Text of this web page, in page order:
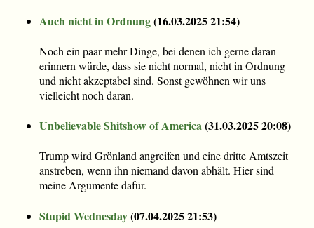
Auch nicht in Ordnung(16.03.2025 21:54)
Noch ein paar mehr Dinge, bei denen ich gerne daran
erinnern würde, dass sie nicht normal, nicht in Ordnung
und nicht akzeptabel sind. Sonst gewöhnen wir uns
vielleicht noch daran.
Unbelievable Shitshow of America(31.03.2025 20:08)
Trump wird Grönland angreifen und eine dritte Amtszeit
anstreben, wenn ihn niemand davon abhält. Hier sind
meine Argumente dafür.
Stupid Wednesday(07.04.2025 21:53)